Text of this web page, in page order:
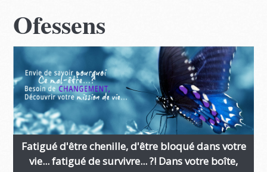
Ofessens
Fatigué d'être chenille, d'être bloqué dans votre
vie... fatigué de survivre... ?! Dans votre boîte,